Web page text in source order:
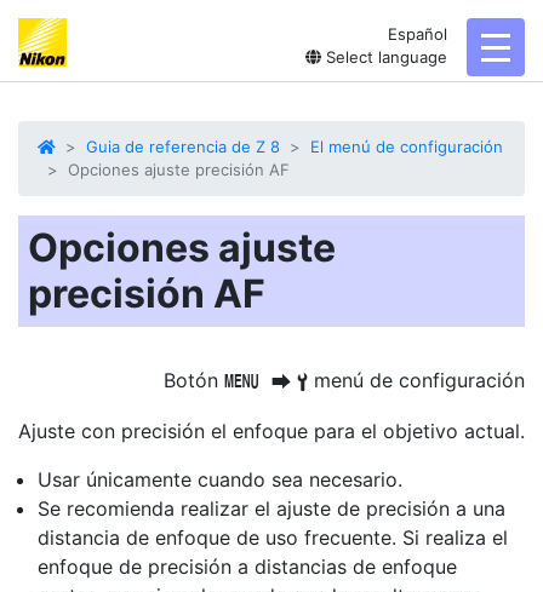
Español
Select language
Guia de referencia de Z 8
El menú de configuración
Opciones ajuste precisión AF
Opciones ajuste
precisión AF
Botón G U B menú de configuración
Ajuste con precisión el enfoque para el objetivo actual.
Usar únicamente cuando sea necesario.
Se recomienda realizar el ajuste de precisión a una
distancia de enfoque de uso frecuente. Si realiza el
enfoque de precisión a distancias de enfoque